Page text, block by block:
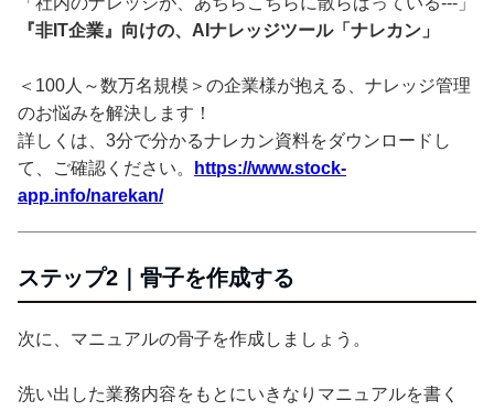
『非IT企業』向けの、AIナレッジツール「ナレカン」
＜100人～数万名規模＞の企業様が抱える、ナレッジ管理
のお悩みを解決します！
詳しくは、3分で分かるナレカン資料をダウンロードし
て、ご確認ください。
https://www.stock-
app.info/narekan/
ステップ2｜骨子を作成する
次に、マニュアルの骨子を作成しましょう。
洗い出した業務内容をもとにいきなりマニュアルを書く